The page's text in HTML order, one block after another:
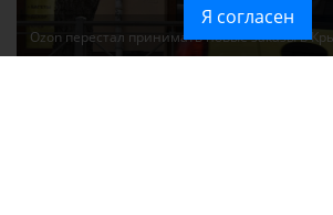
Ozon перестал принимать новые заказы в
Я согласен